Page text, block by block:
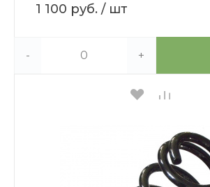
1 100 руб. / шт
- +